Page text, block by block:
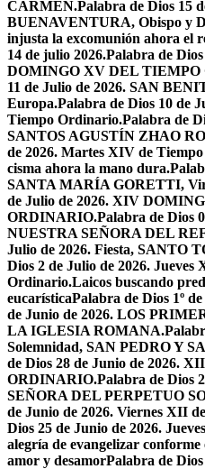
CARMEN.Palabra de Dios 15
BUENAVENTURA, Obispo y
injusta la excomunión ahora el
14 de julio 2026.Palabra de
DOMINGO XV DEL TIEMPO
11 de Julio de 2026. SAN
Europa.Palabra de Dios 10 de
Tiempo Ordinario.Palabra de
SANTOS AGUSTÍN ZHAO
de 2026. Martes XIV de
cisma ahora la mano dura.
SANTA MARÍA GORETTI,
de Julio de 2026. XIV
ORDINARIO.Palabra de Dios
NUESTRA SEÑORA DEL
Julio de 2026. Fiesta, SANTO
Dios 2 de Julio de 2026.
Ordinario.Laicos buscando
eucarísticaPalabra de Dios 1º
de Junio de 2026. LOS
LA IGLESIA ROMANA.
Solemnidad, SAN PEDRO Y
de Dios 28 de Junio de 2026.
ORDINARIO.Palabra de Dios
SEÑORA DEL PERPETUO
de Junio de 2026. Viernes XII
Dios 25 de Junio de 2026.
alegría de evangelizar conforme
amor y desamorPalabra de